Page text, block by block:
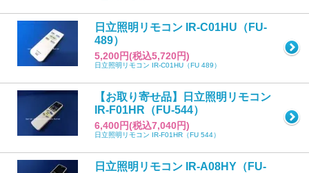
日立照明リモコン IR-C01HU（FU-
489）
5,200円(税込5,720円)
日立照明リモコン IR-C01HU（FU 489）
【お取り寄せ品】日立照明リモコン
IR-F01HR（FU-544）
6,400円(税込7,040円)
日立照明リモコン IR-F01HR（FU 544）
日立照明リモコン IR-A08HY（FU-